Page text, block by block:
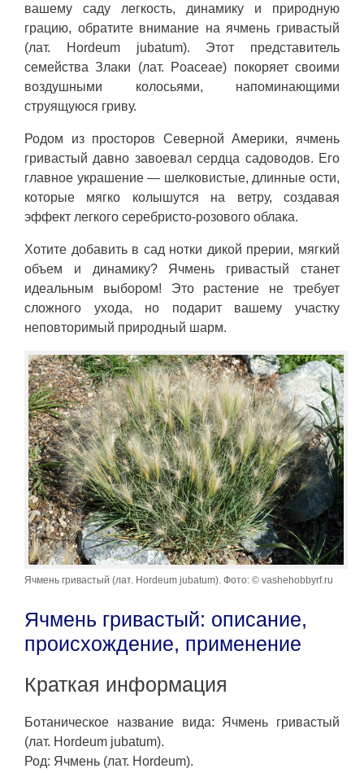
вашему саду легкость, динамику и природную
грацию, обратите внимание на ячмень гривастый
(лат. Hordeum jubatum). Этот представитель
семейства Злаки (лат. Poaceae) покоряет своими
воздушными колосьями, напоминающими
струящуюся гриву.
Родом из просторов Северной Америки, ячмень
гривастый давно завоевал сердца садоводов. Его
главное украшение — шелковистые, длинные ости,
которые мягко колышутся на ветру, создавая
эффект легкого серебристо-розового облака.
Хотите добавить в сад нотки дикой прерии, мягкий
объем и динамику? Ячмень гривастый станет
идеальным выбором! Это растение не требует
сложного ухода, но подарит вашему участку
неповторимый природный шарм.
Ячмень гривастый (лат. Hordeum jubatum). Фото: © vashehobbyrf.ru
Ячмень гривастый: описание,
происхождение, применение
Краткая информация
Ботаническое название вида: Ячмень гривастый
(лат. Hordeum jubatum).
Род: Ячмень (лат. Hordeum).